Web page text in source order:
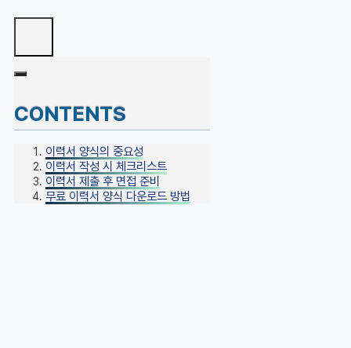
CONTENTS
이력서 양식의 중요성
이력서 작성 시 체크리스트
이력서 제출 후 면접 준비
무료 이력서 양식 다운로드 방법